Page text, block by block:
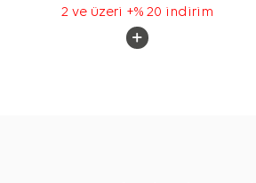
2 ve üzeri +% 20 indirim